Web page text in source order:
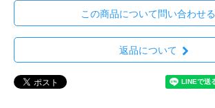
この商品について問い合わせる
返品について